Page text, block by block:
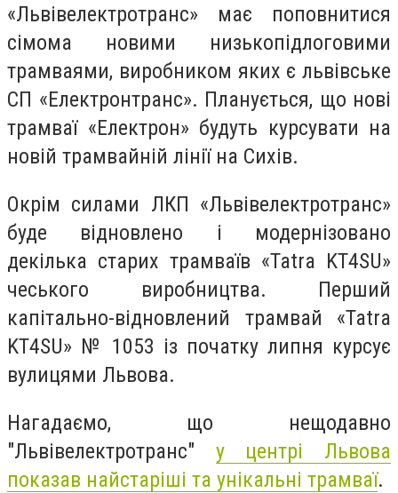
«Львівелектротранс» має поповнитися
сімома новими низькопідлоговими
трамваями, виробником яких є львівське
СП «Електронтранс». Планується, що нові
трамваї «Електрон» будуть курсувати на
новій трамвайній лінії на Сихів.
Окрім силами ЛКП «Львівелектротранс»
буде відновлено і модернізовано
декілька старих трамваїв «Tatra KT4SU»
чеського виробництва. Перший
капітально-відновлений трамвай «Tatra
KT4SU» № 1053 із початку липня курсує
вулицями Львова.
Нагадаємо, що нещодавно
"Львівелектротранс" у центрі Львова
показав найстаріші та унікальні трамваї.